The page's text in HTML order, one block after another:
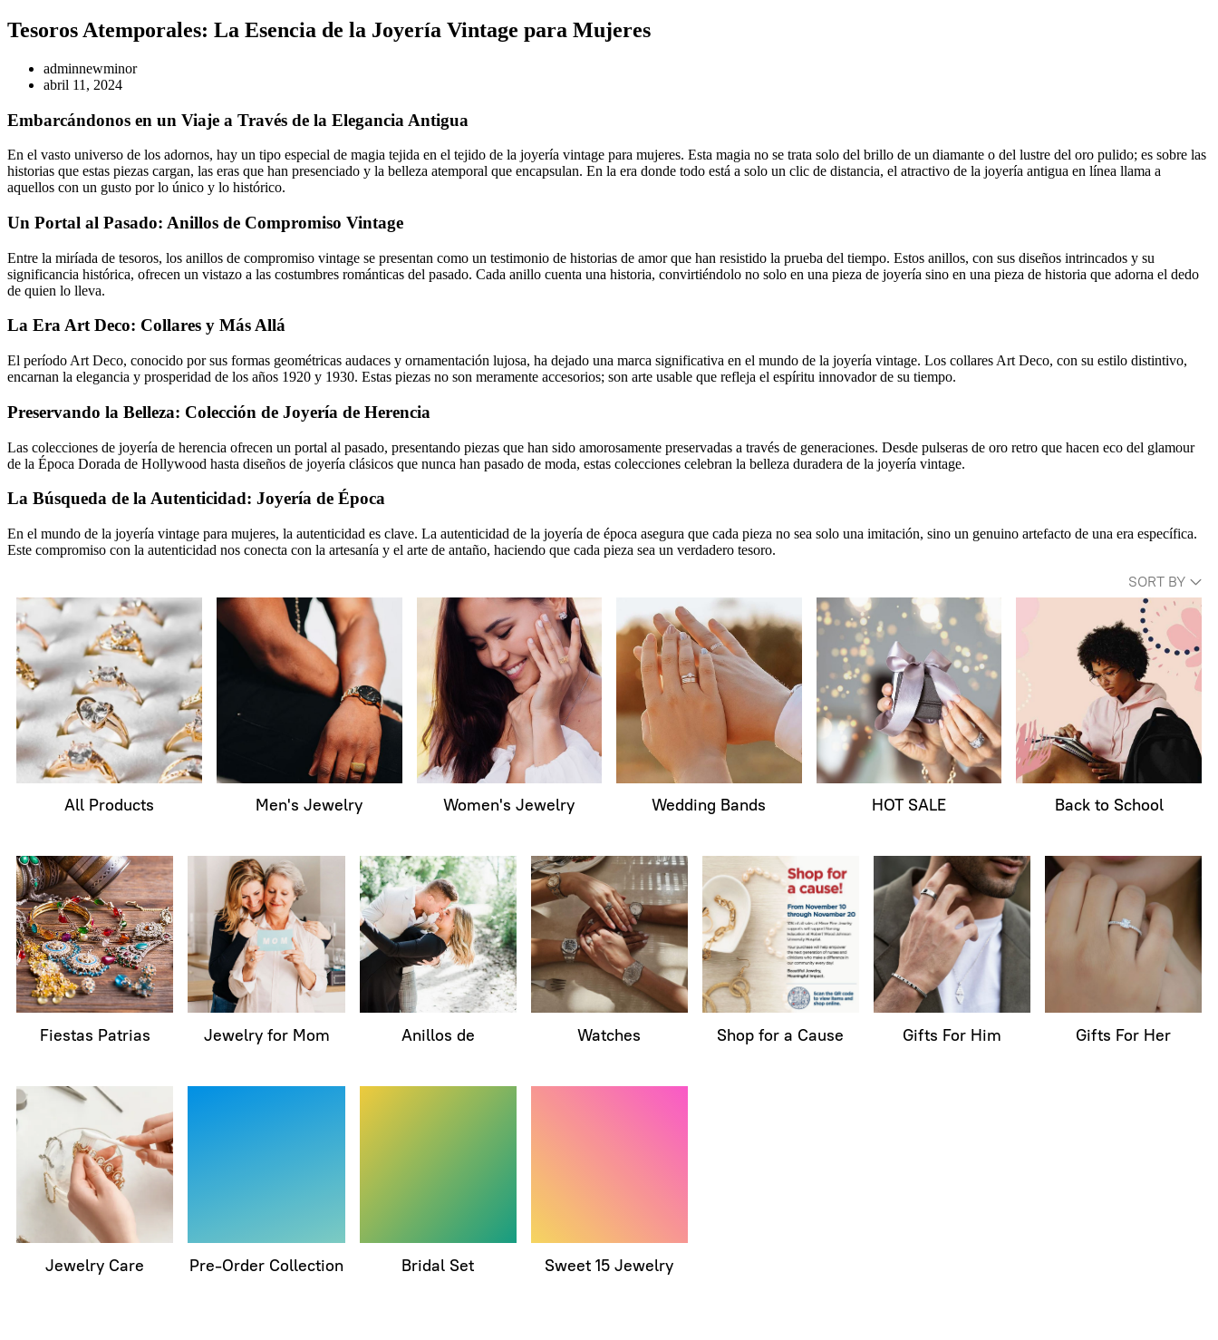
Tesoros Atemporales: La Esencia de la Joyería Vintage para Mujeres
adminnewminor
abril 11, 2024
Embarcándonos en un Viaje a Través de la Elegancia Antigua
En el vasto universo de los adornos, hay un tipo especial de magia tejida en el tejido de la joyería vintage para mujeres. Esta magia no se trata solo del brillo de un diamante o del lustre del oro pulido; es sobre las
historias que estas piezas cargan, las eras que han presenciado y la belleza atemporal que encapsulan. En la era donde todo está a solo un clic de distancia, el atractivo de la joyería antigua en línea llama a
aquellos con un gusto por lo único y lo histórico.
Un Portal al Pasado: Anillos de Compromiso Vintage
Entre la miríada de tesoros, los anillos de compromiso vintage se presentan como un testimonio de historias de amor que han resistido la prueba del tiempo. Estos anillos, con sus diseños intrincados y su
significancia histórica, ofrecen un vistazo a las costumbres románticas del pasado. Cada anillo cuenta una historia, convirtiéndolo no solo en una pieza de joyería sino en una pieza de historia que adorna el dedo
de quien lo lleva.
La Era Art Deco: Collares y Más Allá
El período Art Deco, conocido por sus formas geométricas audaces y ornamentación lujosa, ha dejado una marca significativa en el mundo de la joyería vintage. Los collares Art Deco, con su estilo distintivo,
encarnan la elegancia y prosperidad de los años 1920 y 1930. Estas piezas no son meramente accesorios; son arte usable que refleja el espíritu innovador de su tiempo.
Preservando la Belleza: Colección de Joyería de Herencia
Las colecciones de joyería de herencia ofrecen un portal al pasado, presentando piezas que han sido amorosamente preservadas a través de generaciones. Desde pulseras de oro retro que hacen eco del glamour
de la Época Dorada de Hollywood hasta diseños de joyería clásicos que nunca han pasado de moda, estas colecciones celebran la belleza duradera de la joyería vintage.
La Búsqueda de la Autenticidad: Joyería de Época
En el mundo de la joyería vintage para mujeres, la autenticidad es clave. La autenticidad de la joyería de época asegura que cada pieza no sea solo una imitación, sino un genuino artefacto de una era específica.
Este compromiso con la autenticidad nos conecta con la artesanía y el arte de antaño, haciendo que cada pieza sea un verdadero tesoro.
SORT BY
All Products Men's Jewelry Women's Jewelry Wedding Bands HOT SALE Back to School
Fiestas Patrias Jewelry for Mom Anillos de Watches Shop for a Cause Gifts For Him Gifts For Her
Jewelry Care Pre-Order Collection Bridal Set Sweet 15 Jewelry